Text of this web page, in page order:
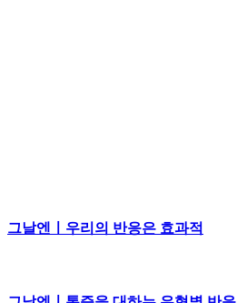
그날엔ㅣ우리의 반응은 효과적